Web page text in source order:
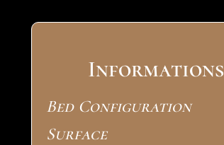
Informations
Bed Configuration
Surface